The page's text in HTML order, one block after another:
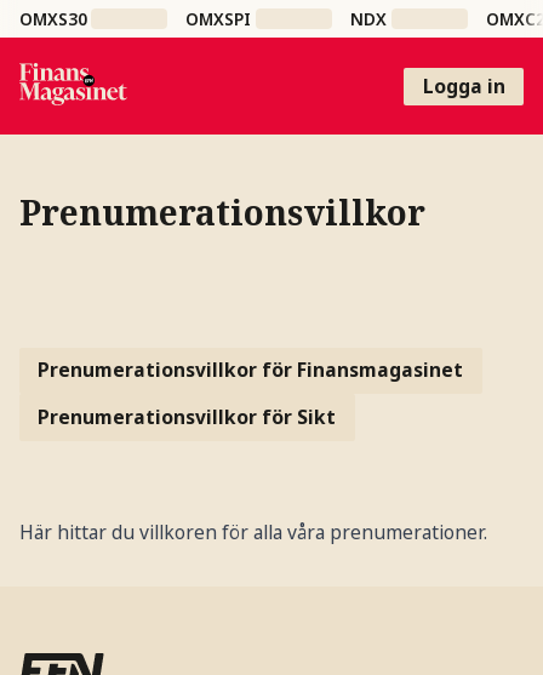
OMXS30 OMXSPI NDX
Logga in
Prenumerationsvillkor
Prenumerationsvillkor för Finansmagasinet
Prenumerationsvillkor för Sikt
Här hittar du villkoren för alla våra prenumerationer.